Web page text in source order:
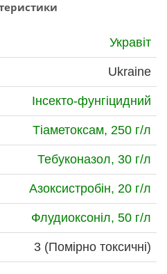
Укравіт
Ukraine
Інсекто-фунгіцидний
Тіаметоксам, 250 г/л
Тебуконазол, 30 г/л
Азоксистробін, 20 г/л
Флудиоксоніл, 50 г/л
3 (Помірно токсичні)